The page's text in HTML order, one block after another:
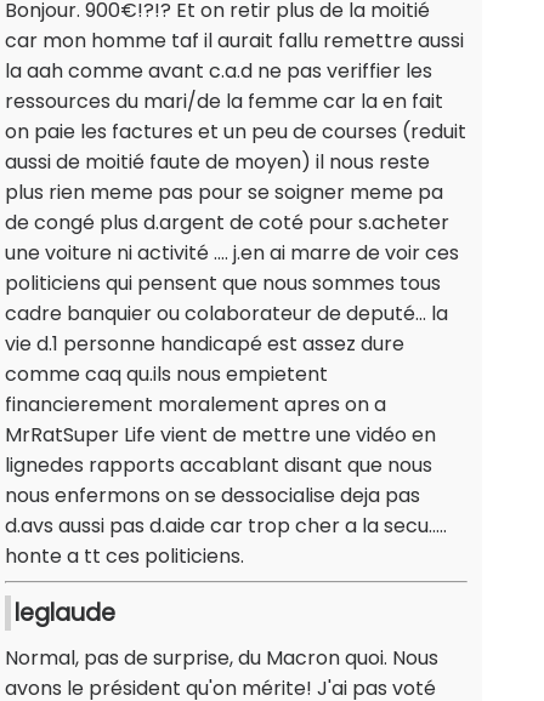
Bonjour. 900€!?!? Et on retir plus de la moitié
car mon homme taf il aurait fallu remettre aussi
la aah comme avant c.a.d ne pas veriffier les
ressources du mari/de la femme car la en fait
on paie les factures et un peu de courses (reduit
aussi de moitié faute de moyen) il nous reste
plus rien meme pas pour se soigner meme pa
de congé plus d.argent de coté pour s.acheter
une voiture ni activité .... j.en ai marre de voir ces
politiciens qui pensent que nous sommes tous
cadre banquier ou colaborateur de deputé... la
vie d.1 personne handicapé est assez dure
comme caq qu.ils nous empietent
financierement moralement apres on a
MrRatSuper Life vient de mettre une vidéo en
lignedes rapports accablant disant que nous
nous enfermons on se dessocialise deja pas
d.avs aussi pas d.aide car trop cher a la secu.....
honte a tt ces politiciens.
leglaude
Normal, pas de surprise, du Macron quoi. Nous
avons le président qu'on mérite! J'ai pas voté